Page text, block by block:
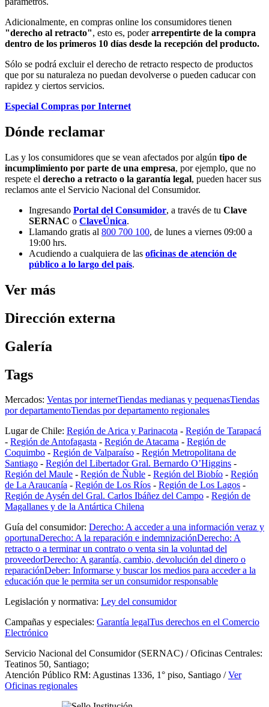
Adicionalmente, en compras online los consumidores tienen
"derecho al retracto", esto es, poderarrepentirte de la compra
dentro de los primeros 10 días desde la recepción del producto.
Sólo se podrá excluir el derecho de retracto respecto de productos
que por su naturaleza no puedan devolverse o pueden caducar con
rapidez y ciertos servicios.
Especial Compras por Internet
Dónde reclamar
Las y los consumidores que se vean afectados por algún tipo de
incumplimiento por parte de una empresa, por ejemplo, que no
respete el derecho a retracto o la garantía legal, pueden hacer sus
reclamos ante el Servicio Nacional del Consumidor.
Ingresando Portal del Consumidor, a través de tu Clave
SERNAC o ClaveÚnica.
Llamando gratis al 800 700 100, de lunes a viernes 09:00 a
19:00 hrs.
Acudiendo a cualquiera de las oficinas de atención de
público a lo largo del país.
Ver más
Dirección externa
Galería
Tags
Mercados: Ventas por internetTiendas medianas y pequenasTiendas
por departamentoTiendas por departamento regionales
Lugar de Chile: Región de Arica y Parinacota - Región de Tarapacá
- Región de Antofagasta - Región de Atacama - Región de
Coquimbo - Región de Valparaíso - Región Metropolitana de
Santiago - Región del Libertador Gral. Bernardo O’Higgins -
Región del Maule - Región de Ñuble - Región del Biobío - Región
de La Araucanía - Región de Los Ríos - Región de Los Lagos -
Región de Aysén del Gral. Carlos Ibáñez del Campo - Región de
Magallanes y de la Antártica Chilena
Guía del consumidor: Derecho: A acceder a una información veraz y
oportunaDerecho: A la reparación e indemnizaciónDerecho: A
retracto o a terminar un contrato o venta sin la voluntad del
proveedorDerecho: A garantía, cambio, devolución del dinero o
reparaciónDeber: Informarse y buscar los medios para acceder a la
educación que le permita ser un consumidor responsable
Legislación y normativa: Ley del consumidor
Campañas y especiales: Garantía legalTus derechos en el Comercio
Electrónico
Servicio Nacional del Consumidor (SERNAC) / Oficinas Centrales:
Teatinos 50, Santiago;
Atención Público RM: Agustinas 1336, 1° piso, Santiago /Ver
Oficinas regionales